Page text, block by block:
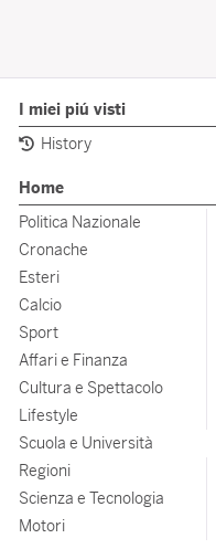
I miei piú visti
Open submenu
History
Home
Politica Nazionale
Cronache
Esteri
Calcio
Sport
Affari e Finanza
Cultura e Spettacolo
Lifestyle
Scuola e Università
Regioni
Scienza e Tecnologia
Motori